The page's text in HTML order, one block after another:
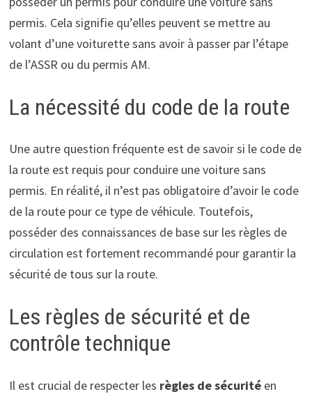
permis. Cela signifie qu’elles peuvent se mettre au
volant d’une voiturette sans avoir à passer par l’étape
de l’ASSR ou du permis AM.
La nécessité du code de la route
Une autre question fréquente est de savoir si le code de
la route est requis pour conduire une voiture sans
permis. En réalité, il n’est pas obligatoire d’avoir le code
de la route pour ce type de véhicule. Toutefois,
posséder des connaissances de base sur les règles de
circulation est fortement recommandé pour garantir la
sécurité de tous sur la route.
Les règles de sécurité et de
contrôle technique
Il est crucial de respecter les règles de sécuritéen